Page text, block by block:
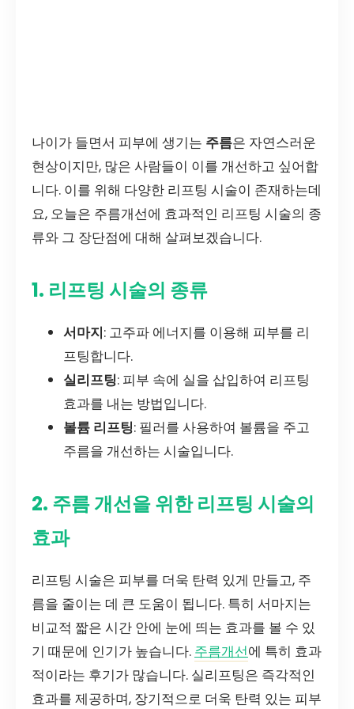
나이가 들면서 피부에 생기는 주름은 자연스러운
현상이지만, 많은 사람들이 이를 개선하고 싶어합
니다. 이를 위해 다양한 리프팅 시술이 존재하는데
요, 오늘은 주름개선에 효과적인 리프팅 시술의 종
류와 그 장단점에 대해 살펴보겠습니다.
1. 리프팅 시술의 종류
서마지: 고주파 에너지를 이용해 피부를 리
프팅합니다.
실리프팅: 피부 속에 실을 삽입하여 리프팅
효과를 내는 방법입니다.
볼륨 리프팅: 필러를 사용하여 볼륨을 주고
주름을 개선하는 시술입니다.
2. 주름 개선을 위한 리프팅 시술의
효과
리프팅 시술은 피부를 더욱 탄력 있게 만들고, 주
름을 줄이는 데 큰 도움이 됩니다. 특히 서마지는
비교적 짧은 시간 안에 눈에 띄는 효과를 볼 수 있
기 때문에 인기가 높습니다. 주름개선에 특히 효과
적이라는 후기가 많습니다. 실리프팅은 즉각적인
효과를 제공하며, 장기적으로 더욱 탄력 있는 피부